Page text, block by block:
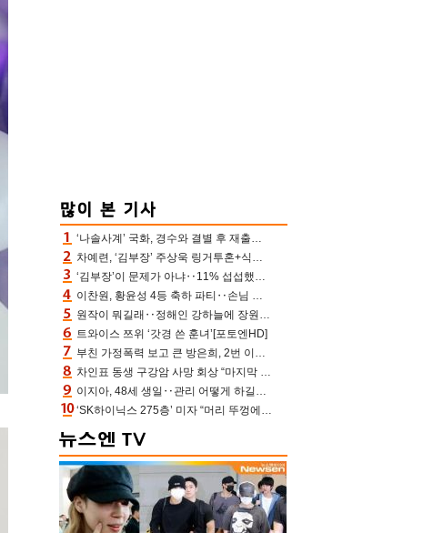
‘나솔사계’ 국화, 경수와 결별 후 재출연…첫인상 3표 몰표
차예련, ‘김부장’ 주상욱 링거투혼+식스팩 비화 “옷 벗는데 아저씨는 안 된다고”(차장금)
‘김부장’이 문제가 아냐‥11% 섭섭했던 ‘재벌X형사2’ 돈·빽 총동원해 컴백 [TV보고서]
이찬원, 황윤성 4등 축하 파티‥손님 모으려 블랙핑크 지수와 친한 척(편스토랑)[어제TV]
원작이 뭐길래‥정해인 강하늘에 장원영까지 참여한 이 영화
트와이스 쯔위 ‘갓경 쓴 훈녀’[포토엔HD]
부친 가정폭력 보고 큰 방은희, 2번 이혼 후 잠수→母 고독사에 자책(특종세상)[어제TV]
차인표 동생 구강암 사망 회상 “마지막 순간 동생 손 잡아준 신애라, 두고두고 고마워” (신애라이프)
이지아, 48세 생일‥관리 어떻게 하길래 놀라운 동안 미모
‘SK하이닉스 275층’ 미자 “머리 뚜껑에서 사, 주식만 안 해도 돈 버는 것”